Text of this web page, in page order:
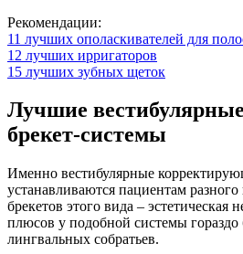
Рекомендации:
11 лучших ополаскивателей для
12 лучших ирригаторов
15 лучших зубных щеток
Лучшие
брекет-системы
Именно вестибулярные
устанавливаются пациентам
брекетов этого вида – эстетическая
плюсов у подобной системы
лингвальных собратьев.